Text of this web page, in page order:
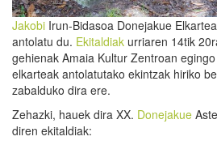
Jakobi Irun-Bidasoa Donejakue
antolatu du. Ekitaldiak urriaren 14tik
gehienak Amaia Kultur Zentroan
elkarteak antolatutako ekintzak hiriko
zabalduko dira ere.
Zehazki, hauek dira XX. Donejakue
diren ekitaldiak: